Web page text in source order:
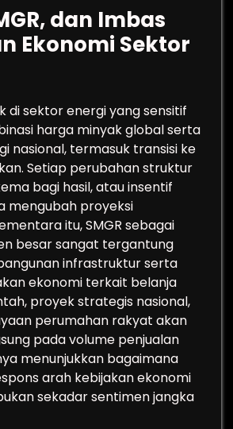
dan Imbas
Ekonomi Sektor
di sektor energi yang sensitif
harga minyak global serta
nasional, termasuk transisi ke
Setiap perubahan struktur
bagi hasil, atau insentif
mengubah proyeksi
itu, SMGR sebagai
besar sangat tergantung
infrastruktur serta
ekonomi terkait belanja
proyek strategis nasional,
perumahan rakyat akan
pada volume penjualan
menunjukkan bagaimana
arah kebijakan ekonomi
sekadar sentimen jangka